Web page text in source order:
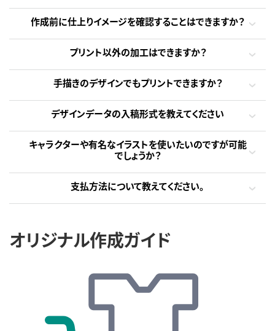
作成前に仕上りイメージを確認することはできますか？
プリント以外の加工はできますか？
手描きのデザインでもプリントできますか？
デザインデータの入稿形式を教えてください
キャラクターや有名なイラストを使いたいのですが可能
でしょうか？
支払方法について教えてください。
オリジナル作成ガイド